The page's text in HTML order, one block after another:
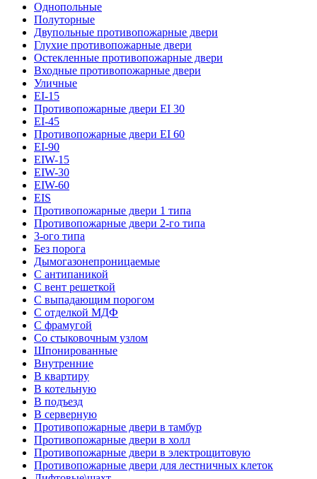
Однопольные
Полуторные
Двупольные противопожарные двери
Глухие противопожарные двери
Остекленные противопожарные двери
Входные противопожарные двери
Уличные
EI-15
Противопожарные двери EI 30
EI-45
Противопожарные двери EI 60
EI-90
EIW-15
EIW-30
EIW-60
EIS
Противопожарные двери 1 типа
Противопожарные двери 2-го типа
3-ого типа
Без порога
Дымогазонепроницаемые
С антипаникой
С вент решеткой
С выпадающим порогом
С отделкой МДФ
С фрамугой
Со стыковочным узлом
Шпонированные
Внутренние
В квартиру
В котельную
В подъезд
В серверную
Противопожарные двери в тамбур
Противопожарные двери в холл
Противопожарные двери в электрощитовую
Противопожарные двери для лестничных клеток